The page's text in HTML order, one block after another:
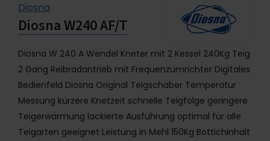
Diosna
Diosna W240 AF/T
Diosna W 240 A Wendel Kneter mit 2 Kessel 240Kg Teig
2 Gang Reibradantrieb mit Frequenzumrichter Digitales
Bedienfeld Diosna Original Teigschaber Temperatur
Messung kürzere Knetzeit schnelle Teigfolge geringere
Teigerwärmung lackierte Ausführung optimal für alle
Teigarten geeignet Leistung in Mehl 150Kg Bottichinhalt